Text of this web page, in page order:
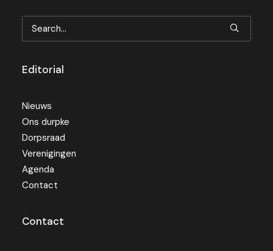
Editorial
Nieuws
Ons durpke
Dorpsraad
Verenigingen
Agenda
Contact
Contact